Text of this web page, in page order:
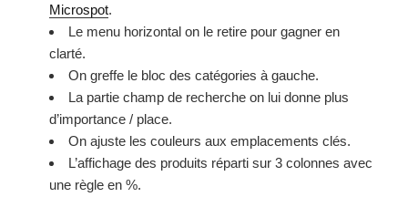
Microspot.
Le menu horizontal on le retire pour gagner en
clarté.
On greffe le bloc des catégories à gauche.
La partie champ de recherche on lui donne plus
d’importance / place.
On ajuste les couleurs aux emplacements clés.
L’affichage des produits réparti sur 3 colonnes avec
une règle en %.